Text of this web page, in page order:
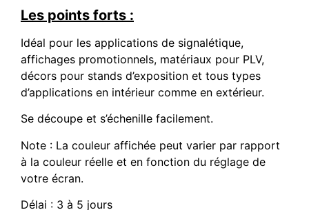
Les points forts :
Idéal pour les applications de signalétique,
affichages promotionnels, matériaux pour PLV,
décors pour stands d’exposition et tous types
d’applications en intérieur comme en extérieur.
Se découpe et s’échenille facilement.
Note : La couleur affichée peut varier par rapport
à la couleur réelle et en fonction du réglage de
votre écran.
Délai : 3 à 5 jours